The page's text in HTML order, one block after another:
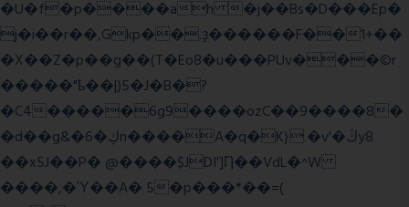
�U�f�p����ah �j��Bs�D���Ep�
j�i��r��,Gkp��.ҙ������F��1+��
�X��Z�p��g��(T�Eo8�u���PUv���©r
�����"ҍ��|)5�J�B�?
�C4�����6g9����ozC��9����8�
�d��g&�6�ڮn����A�q�K}.�v'�ڭy8
��x5J��P� @����$JDI']Ƞ��VdL�^W
����,�Ύ��A� 5�p���*��=(